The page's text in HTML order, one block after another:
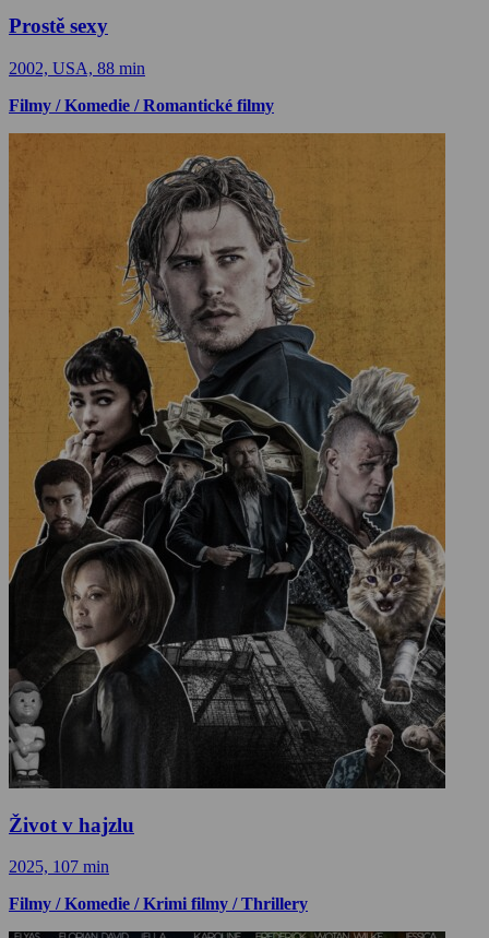
Prostě sexy
2002, USA, 88 min
Filmy / Komedie / Romantické filmy
Život v hajzlu
2025, 107 min
Filmy / Komedie / Krimi filmy / Thrillery